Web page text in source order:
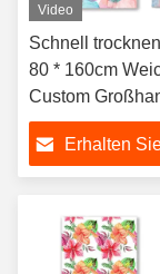
Video
Schnell
80 * 160cm
Custom
Custom Beach
Handtuch
Erhalten